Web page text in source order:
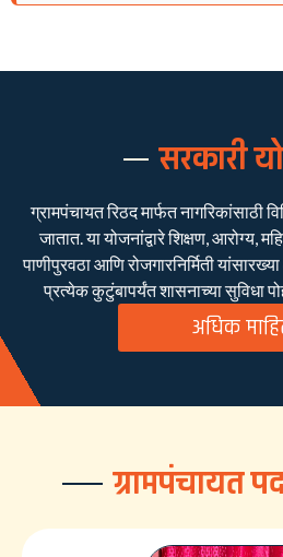
सरकारी
ग्रामपंचायत रिठद मार्फत नागरिकांसाठी
जातात. या योजनांद्वारे शिक्षण, आरोग्य,
पाणीपुरवठा आणि रोजगारनिर्मिती
प्रत्येक कुटुंबापर्यंत शासनाच्या सुविधा
अधिक
ग्रामपंचायत